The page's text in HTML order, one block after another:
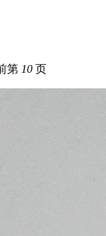
第 10 页